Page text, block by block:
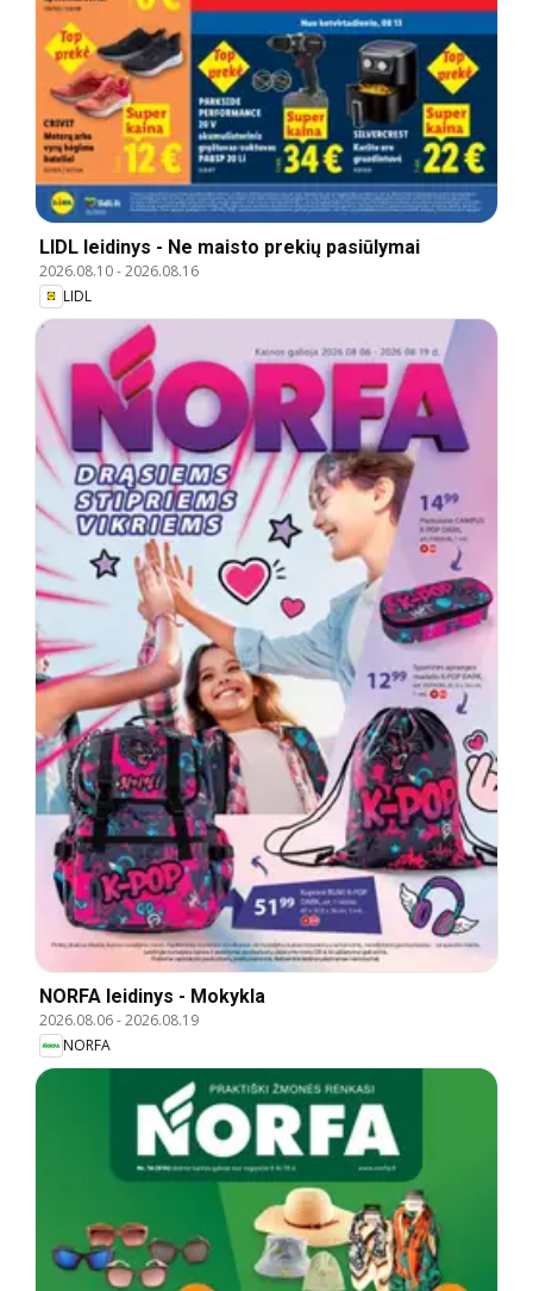
LIDL leidinys - Ne maisto prekių pasiūlymai
2026.08.10-2026.08.16
LIDL
NORFA leidinys - Mokykla
2026.08.06-2026.08.19
NORFA